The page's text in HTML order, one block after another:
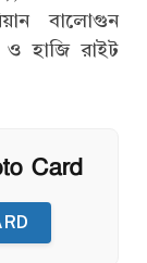
বালোগুন
হাজি রাইট
Card